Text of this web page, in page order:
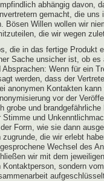
abhängig davon,
gemacht, die
Bösen Willen wollen wir
die wir wegen
die in das fertige Produkt
Sache unsicher ist, ob
Absprachen: Wenn für ein
werden, dass der
anonymen Kontakten
vor der
grobe und
Stimme und
Form, wie sie dann
zugrunde, die wir erlebt
Wechsel des
wir mit dem
Kontaktperson, sondern